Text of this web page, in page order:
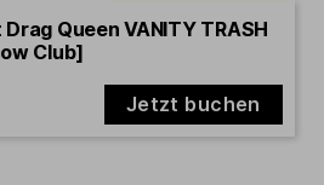
Queen VANITY TRASH
Club]
Jetzt buchen